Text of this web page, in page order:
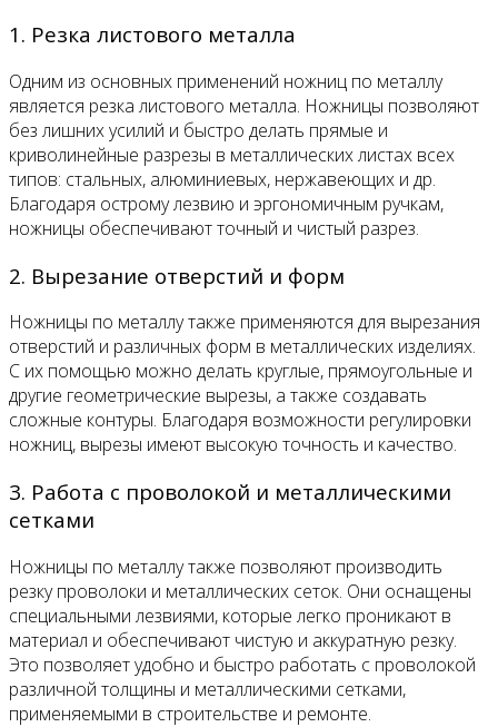
1. Резка листового металла
Одним из основных применений ножниц по металлу
является резка листового металла. Ножницы позволяют
без лишних усилий и быстро делать прямые и
криволинейные разрезы в металлических листах всех
типов: стальных, алюминиевых, нержавеющих и др.
Благодаря острому лезвию и эргономичным ручкам,
ножницы обеспечивают точный и чистый разрез.
2. Вырезание отверстий и форм
Ножницы по металлу также применяются для вырезания
отверстий и различных форм в металлических изделиях.
С их помощью можно делать круглые, прямоугольные и
другие геометрические вырезы, а также создавать
сложные контуры. Благодаря возможности регулировки
ножниц, вырезы имеют высокую точность и качество.
3. Работа с проволокой и металлическими
сетками
Ножницы по металлу также позволяют производить
резку проволоки и металлических сеток. Они оснащены
специальными лезвиями, которые легко проникают в
материал и обеспечивают чистую и аккуратную резку.
Это позволяет удобно и быстро работать с проволокой
различной толщины и металлическими сетками,
применяемыми в строительстве и ремонте.